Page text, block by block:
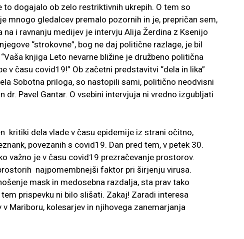
dogajalo ob zelo restriktivnih ukrepih. O tem so
mnogo gledalcev premalo pozornih in je, prepričan sem,
i ravnanju medijev je intervju Alija Žerdina z Ksenijo
“strokovne”, bog ne daj politične razlage, je bil
knjiga Leto nevarne bližine je družbeno politična
v času covid19!” Ob začetni predstavitvi “dela in lika”
Sobotna priloga, so nastopili sami, politično neodvisni
dr. Pavel Gantar. O vsebini intervjuja ni vredno izgubljati
kritiki dela vlade v času epidemije iz strani očitno,
povezanih s covid19. Dan pred tem, v petek 30.
važno je v času covid19 prezračevanje prostorov.
najpomembnejši faktor pri širjenju virusa.
mask in medosebna razdalja, sta prav tako
prispevku ni bilo slišati. Zakaj! Zaradi interesa
Mariboru, kolesarjev in njihovega zanemarjanja